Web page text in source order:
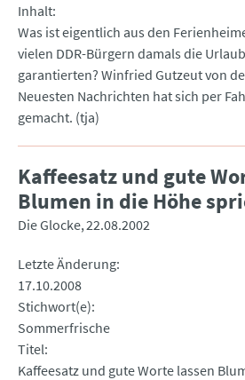
Inhalt
Was ist eigentlich aus den
vielen DDR-Bürgern damals die
garantierten? Winfried Gutzeut von
Neuesten Nachrichten hat sich per
gemacht. (tja)
Kaffeesatz und gute
Blumen in die Höhe
Die Glocke 22.08.2002
Letzte Änderung
17.10.2008
Stichwort(e)
Sommerfrische
Titel
Kaffeesatz und gute Worte lassen